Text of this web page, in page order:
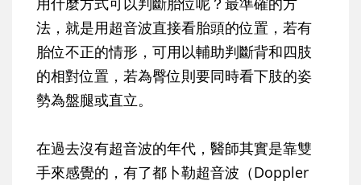
法，就是用超音波直接看胎頭的位置，若有
胎位不正的情形，可用以輔助判斷背和四肢
的相對位置，若為臀位則要同時看下肢的姿
勢為盤腿或直立。
在過去沒有超音波的年代，醫師其實是靠雙
手來感覺的，有了都卜勒超音波（Doppler